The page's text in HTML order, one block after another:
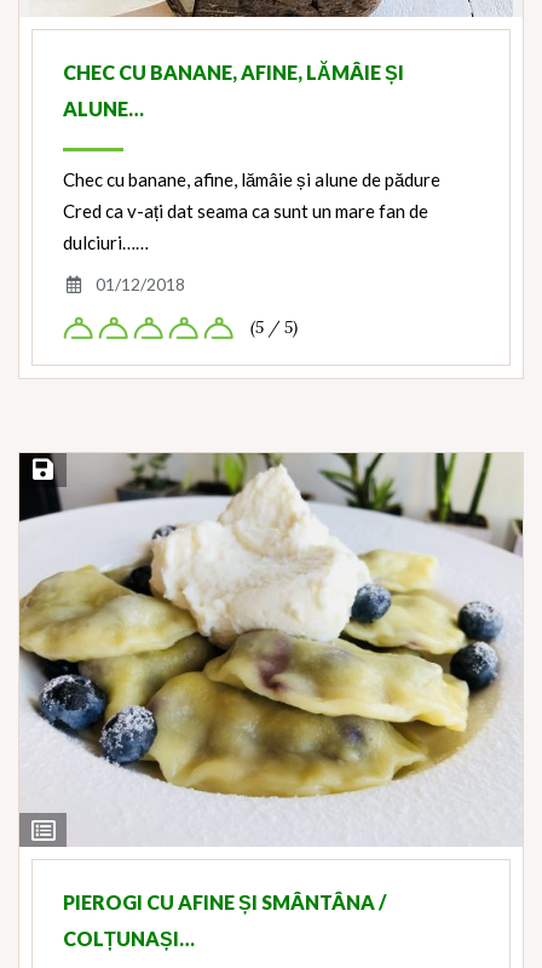
CHEC CU BANANE, AFINE, LĂMÂIE ȘI
ALUNE…
Chec cu banane, afine, lămâie și alune de pădure
Cred ca v-ați dat seama ca sunt un mare fan de
dulciuri……
01/12/2018
(5 / 5)
View
Ingredients
Save Recipe
PIEROGI CU AFINE ȘI SMÂNTÂNA /
COLȚUNAȘI…